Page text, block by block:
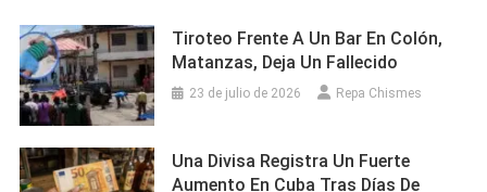
Tiroteo Frente A Un Bar En Colón,
Matanzas, Deja Un Fallecido
23 de julio de 2026 Repa Chismes
Una Divisa Registra Un Fuerte
Aumento En Cuba Tras Días De